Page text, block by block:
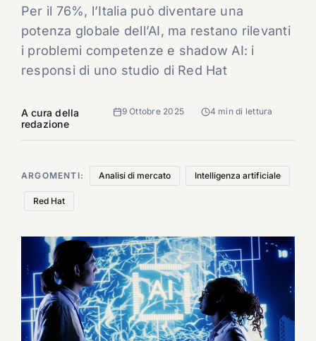
Per il 76%, l’Italia può diventare una
potenza globale dell’AI, ma restano rilevanti
i problemi competenze e shadow AI: i
responsi di uno studio di Red Hat
A cura della
redazione
9 Ottobre 2025 4 min di lettura
ARGOMENTI: Analisi di mercato Intelligenza artificiale
Red Hat